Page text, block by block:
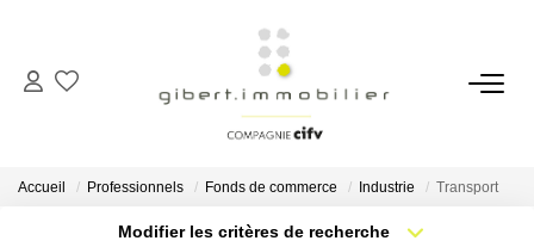
ACHETER
Maisons
Accueil Professionnels Fonds de commerce Industrie Transport
Modifier les critères de recherche